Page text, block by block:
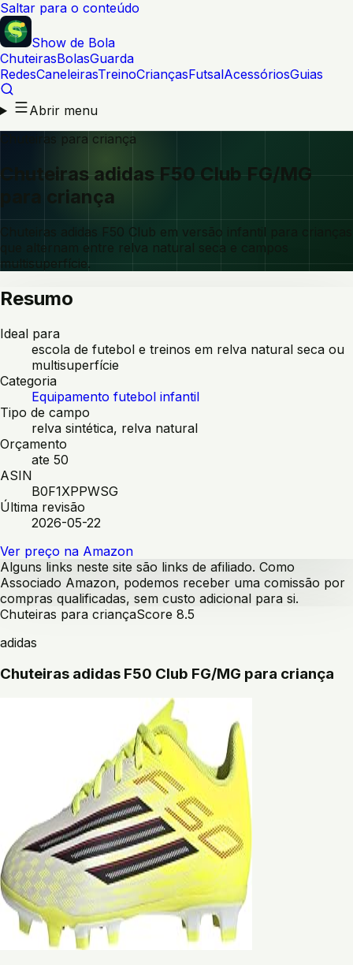
Saltar para o conteúdo
Show de Bola
ChuteirasBolasGuarda
RedesCaneleirasTreinoCriançasFutsalAcessóriosGuias
Abrir menu
Chuteiras para criança
Chuteiras adidas F50 Club FG/MG
para criança
Chuteiras adidas F50 Club em versão infantil para crianças
que alternam entre relva natural seca e campos
multisuperfície.
Resumo
Ideal para
escola de futebol e treinos em relva natural seca ou
multisuperfície
Categoria
Equipamento futebol infantil
Tipo de campo
relva sintética, relva natural
Orçamento
ate 50
ASIN
B0F1XPPWSG
Última revisão
2026-05-22
Ver preço na Amazon
Alguns links neste site são links de afiliado. Como
Associado Amazon, podemos receber uma comissão por
compras qualificadas, sem custo adicional para si.
Chuteiras para criançaScore 8.5
adidas
Chuteiras adidas F50 Club FG/MG para criança